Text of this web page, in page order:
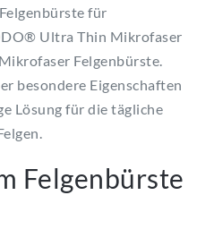
für
Ultra Thin Mikrofaser
Felgenbürste.
besondere Eigenschaften
Lösung für die tägliche
Felgenbürste